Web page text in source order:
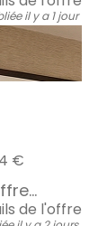
il y a 1 jour
€
de l'offre